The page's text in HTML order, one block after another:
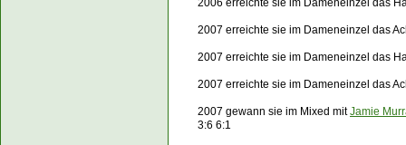
2006 erreichte sie im Dameneinzel das
2007 erreichte sie im Dameneinzel das
2007 erreichte sie im Dameneinzel das
2007 erreichte sie im Dameneinzel das
2007 gewann sie im Mixed mitJamie
3:6 6:1